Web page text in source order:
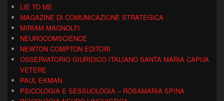
LIE TO ME
MAGAZINE DI COMUNICAZIONE STRATEGICA
MIRIAM MAGNOLFI
NEUROCOMSCIENCE
NEWTON COMPTON EDITORI
OSSERVATORIO GIURIDICO ITALIANO SANTA MARIA CAPUA
VETERE
PAUL EKMAN
PSICOLOGIA E SESSUOLOGIA – ROSAMARIA SPINA